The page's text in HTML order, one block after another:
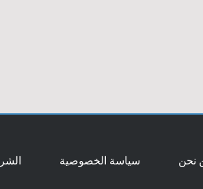
نحن سياسة الخصوصية